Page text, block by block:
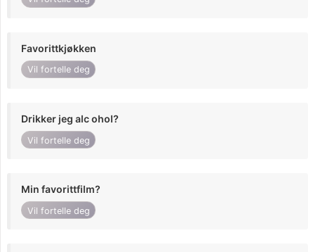
Favorittkjøkken
Vil fortelle deg
Drikker jeg alc ohol?
Vil fortelle deg
Min favorittfilm?
Vil fortelle deg